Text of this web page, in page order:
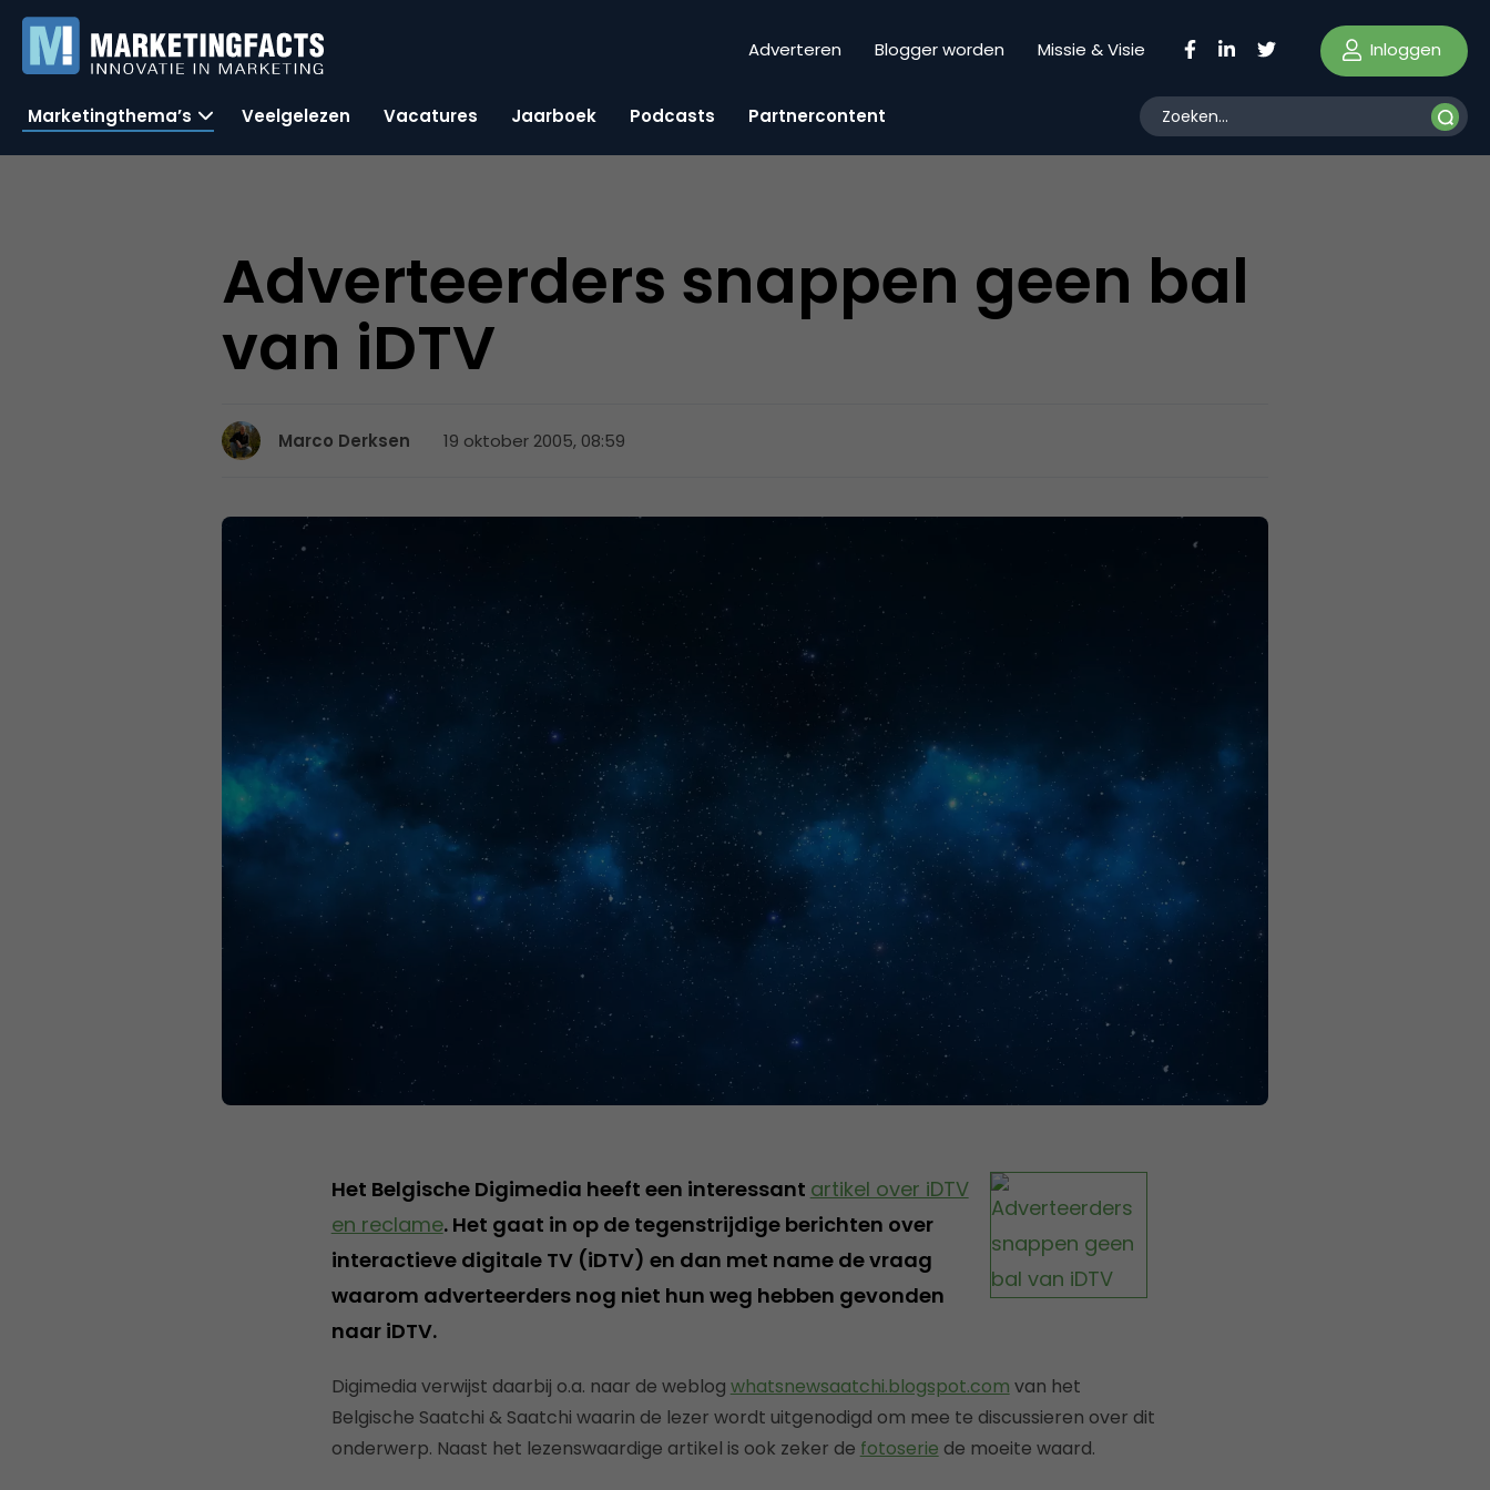
Adverteren Blogger worden Missie & Visie Inloggen
Marketingthema’s Veelgelezen Vacatures Jaarboek Podcasts Partnercontent
Adverteerders snappen geen bal
van iDTV
Marco Derksen 19 oktober 2005, 08:59
Het Belgische Digimedia heeft een interessant artikel over iDTV
en reclame. Het gaat in op de tegenstrijdige berichten over
interactieve digitale TV (iDTV) en dan met name de vraag
waarom adverteerders nog niet hun weg hebben gevonden
naar iDTV.
Digimedia verwijst daarbij o.a. naar de weblog whatsnewsaatchi.blogspot.com van het
Belgische Saatchi & Saatchi waarin de lezer wordt uitgenodigd om mee te discussieren over dit
onderwerp. Naast het lezenswaardige artikel is ook zeker de fotoserie de moeite waard.